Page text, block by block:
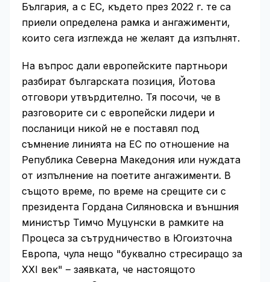
България, а с ЕС, където през 2022 г. те са
приели определена рамка и ангажименти,
които сега изглежда не желаят да изпълнят.
На въпрос дали европейските партньори
разбират българската позиция, Йотова
отговори утвърдително. Тя посочи, че в
разговорите си с европейски лидери и
посланици никой не е поставял под
съмнение линията на ЕС по отношение на
Република Северна Македония или нуждата
от изпълнение на поетите ангажименти. В
същото време, по време на срещите си с
президента Гордана Силяновска и външния
министър Тимчо Муцунски в рамките на
Процеса за сътрудничество в Югоизточна
Европа, чула нещо "буквално стресиращо за
XXI век" – заявката, че настоящото